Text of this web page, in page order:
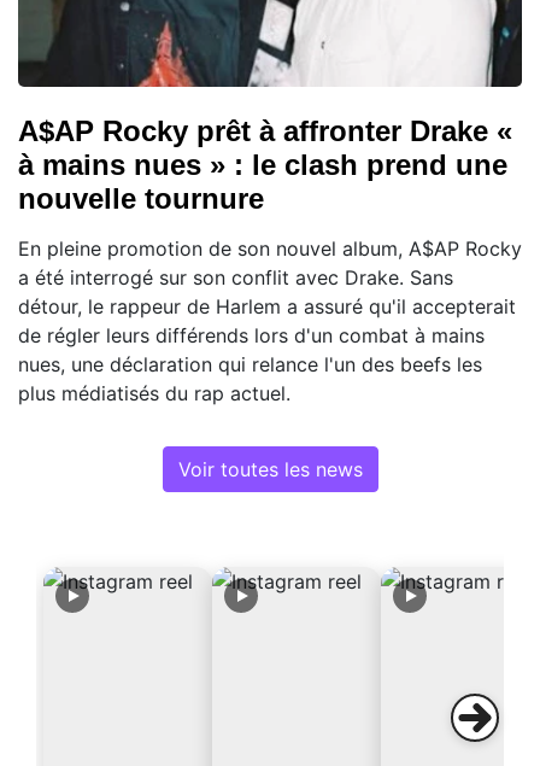
A$AP Rocky prêt à affronter Drake «
à mains nues » : le clash prend une
nouvelle tournure
En pleine promotion de son nouvel album, A$AP Rocky
a été interrogé sur son conflit avec Drake. Sans
détour, le rappeur de Harlem a assuré qu'il accepterait
de régler leurs différends lors d'un combat à mains
nues, une déclaration qui relance l'un des beefs les
plus médiatisés du rap actuel.
Voir toutes les news